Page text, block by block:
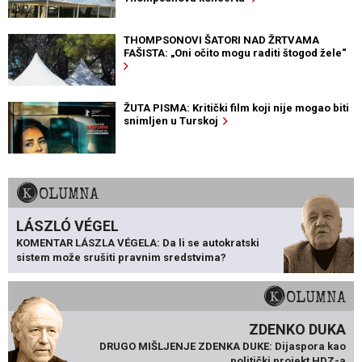
THOMPSONOVI ŠATORI NAD ŽRTVAMA
FAŠISTA: „Oni očito mogu raditi štogod žele“
ŽUTA PISMA: Kritički film koji nije mogao biti
snimljen u Turskoj
KOLUMNA
LÁSZLÓ VÉGEL
KOMENTAR LÁSZLA VÉGELA: Da li se autokratski
sistem može srušiti pravnim sredstvima?
KOLUMNA
ZDENKO DUKA
DRUGO MIŠLJENJE ZDENKA DUKE: Dijaspora kao